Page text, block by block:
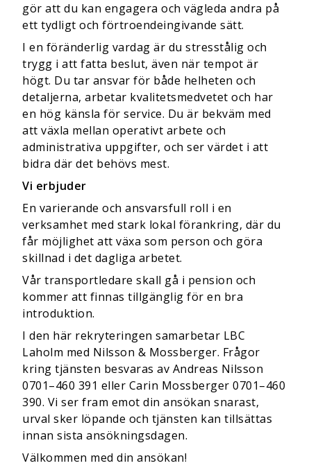
gör att du kan engagera och vägleda andra på
ett tydligt och förtroendeingivande sätt.
I en föränderlig vardag är du stresstålig och
trygg i att fatta beslut, även när tempot är
högt. Du tar ansvar för både helheten och
detaljerna, arbetar kvalitetsmedvetet och har
en hög känsla för service. Du är bekväm med
att växla mellan operativt arbete och
administrativa uppgifter, och ser värdet i att
bidra där det behövs mest.
Vi erbjuder
En varierande och ansvarsfull roll i en
verksamhet med stark lokal förankring, där du
får möjlighet att växa som person och göra
skillnad i det dagliga arbetet.
Vår transportledare skall gå i pension och
kommer att finnas tillgänglig för en bra
introduktion.
I den här rekryteringen samarbetar LBC
Laholm med Nilsson & Mossberger. Frågor
kring tjänsten besvaras av Andreas Nilsson
0701–460 391 eller Carin Mossberger 0701–460
390. Vi ser fram emot din ansökan snarast,
urval sker löpande och tjänsten kan tillsättas
innan sista ansökningsdagen.
Välkommen med din ansökan!